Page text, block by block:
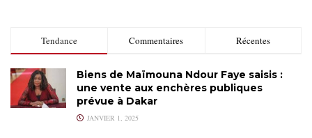
Tendance Commentaires Récentes
Biens de Maïmouna Ndour Faye saisis :
une vente aux enchères publiques
prévue à Dakar
JANVIER 1, 2025